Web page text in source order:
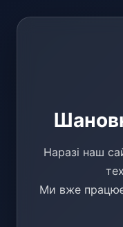
Наразі наш
Ми вже